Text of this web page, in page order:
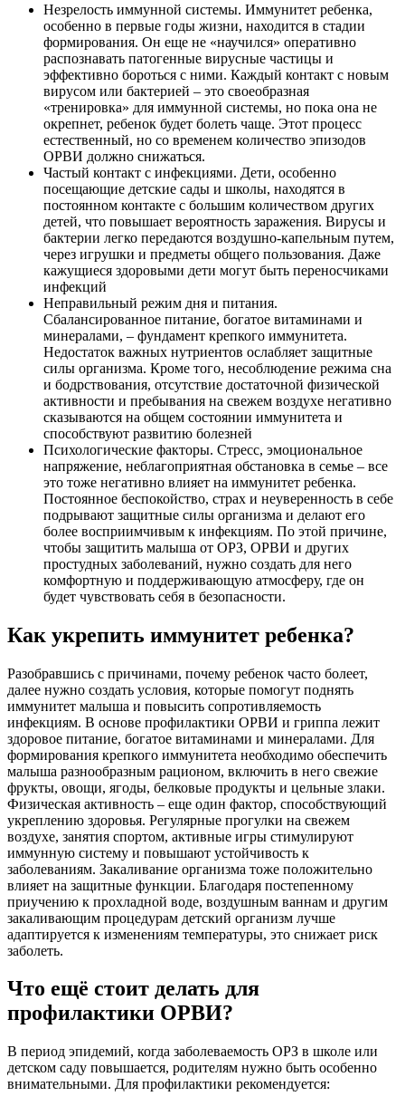
Незрелость иммунной системы. Иммунитет ребенка,
особенно в первые годы жизни, находится в стадии
формирования. Он еще не «научился» оперативно
распознавать патогенные вирусные частицы и
эффективно бороться с ними. Каждый контакт с новым
вирусом или бактерией – это своеобразная
«тренировка» для иммунной системы, но пока она не
окрепнет, ребенок будет болеть чаще. Этот процесс
естественный, но со временем количество эпизодов
ОРВИ должно снижаться.
Частый контакт с инфекциями. Дети, особенно
посещающие детские сады и школы, находятся в
постоянном контакте с большим количеством других
детей, что повышает вероятность заражения. Вирусы и
бактерии легко передаются воздушно-капельным путем,
через игрушки и предметы общего пользования. Даже
кажущиеся здоровыми дети могут быть переносчиками
инфекций
Неправильный режим дня и питания.
Сбалансированное питание, богатое витаминами и
минералами, – фундамент крепкого иммунитета.
Недостаток важных нутриентов ослабляет защитные
силы организма. Кроме того, несоблюдение режима сна
и бодрствования, отсутствие достаточной физической
активности и пребывания на свежем воздухе негативно
сказываются на общем состоянии иммунитета и
способствуют развитию болезней
Психологические факторы. Стресс, эмоциональное
напряжение, неблагоприятная обстановка в семье – все
это тоже негативно влияет на иммунитет ребенка.
Постоянное беспокойство, страх и неуверенность в себе
подрывают защитные силы организма и делают его
более восприимчивым к инфекциям. По этой причине,
чтобы защитить малыша от ОРЗ, ОРВИ и других
простудных заболеваний, нужно создать для него
комфортную и поддерживающую атмосферу, где он
будет чувствовать себя в безопасности.
Как укрепить иммунитет ребенка?
Разобравшись с причинами, почему ребенок часто болеет,
далее нужно создать условия, которые помогут поднять
иммунитет малыша и повысить сопротивляемость
инфекциям. В основе профилактики ОРВИ и гриппа лежит
здоровое питание, богатое витаминами и минералами. Для
формирования крепкого иммунитета необходимо обеспечить
малыша разнообразным рационом, включить в него свежие
фрукты, овощи, ягоды, белковые продукты и цельные злаки.
Физическая активность – еще один фактор, способствующий
укреплению здоровья. Регулярные прогулки на свежем
воздухе, занятия спортом, активные игры стимулируют
иммунную систему и повышают устойчивость к
заболеваниям. Закаливание организма тоже положительно
влияет на защитные функции. Благодаря постепенному
приучению к прохладной воде, воздушным ваннам и другим
закаливающим процедурам детский организм лучше
адаптируется к изменениям температуры, это снижает риск
заболеть.
Что ещё стоит делать для
профилактики ОРВИ?
В период эпидемий, когда заболеваемость ОРЗ в школе или
детском саду повышается, родителям нужно быть особенно
внимательными. Для профилактики рекомендуется: